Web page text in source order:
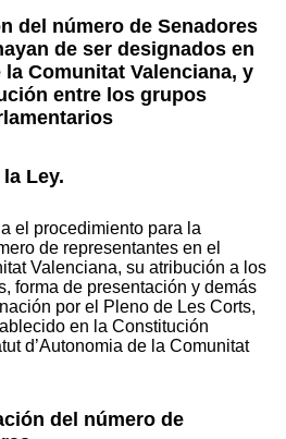
del número de Senadores
de ser designados en
Comunitat Valenciana, y
entre los grupos
Ley.
el procedimiento para la
de representantes en el
Valenciana, su atribución a los
forma de presentación y demás
por el Pleno de Les Corts,
en la Constitución
d’Autonomia de la Comunitat
del número de